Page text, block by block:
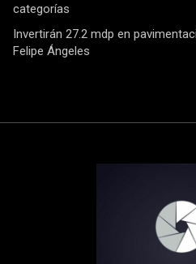
categorías
Invertirán 27.2 mdp en
Felipe Ángeles